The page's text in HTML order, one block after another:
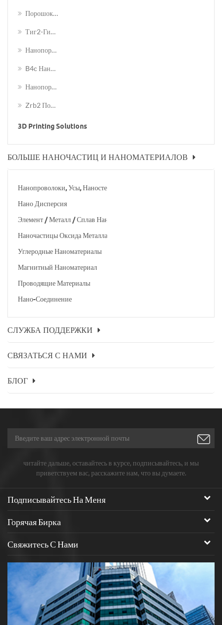
Порошок Гидрида Циркония Zrh2
Тиг2-Гидридный Порошок
Нанопорошок Титана Карбида Титана
B4c Нанопорошки Карбида Бора
Нанопорошок Батина Титанат Бацио3
Zrb2 Порошок Диборида Циркония
3D Printing Solutions
БОЛЬШЕ НАНОЧАСТИЦ И НАНОМАТЕРИАЛОВ
Нанопроволоки, Усы, Наностержни И Т. Д.
Нано Дисперсия
Элемент / Металл / Сплав Наночастицы
Наночастицы Оксида Металла
Углеродные Наноматериалы
Магнитный Наноматериал
Проводящие Материалы
Нано-Соединение
СЛУЖБА ПОДДЕРЖКИ
СВЯЗАТЬСЯ С НАМИ
БЛОГ
читайте дальше, оставайтесь в курсе, подписывайтесь, и мы
приветствуем вас, расскажите нам, что вы думаете.
Подписывайтесь На Меня
Горячая Бирка
Свяжитесь С Нами